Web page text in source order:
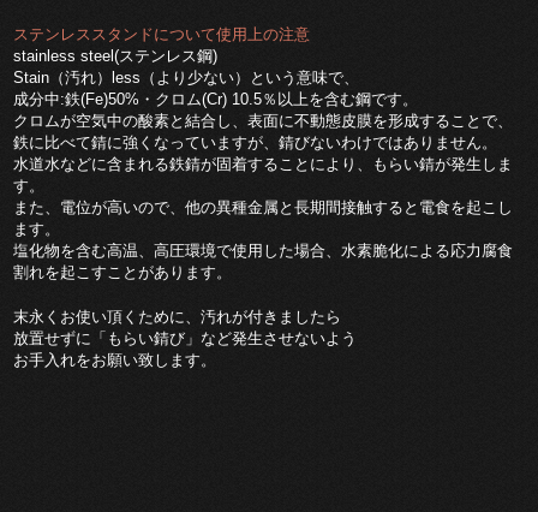
ステンレススタンドについて使用上の注意
stainless steel(ステンレス鋼)
Stain（汚れ）less（より少ない）という意味で、
成分中:鉄(Fe)50%・クロム(Cr) 10.5％以上を含む鋼です。
クロムが空気中の酸素と結合し、表面に不動態皮膜を形成することで、
鉄に比べて錆に強くなっていますが、錆びないわけではありません。
水道水などに含まれる鉄錆が固着することにより、もらい錆が発生しま
す。
また、電位が高いので、他の異種金属と長期間接触すると電食を起こし
ます。
塩化物を含む高温、高圧環境で使用した場合、水素脆化による応力腐食
割れを起こすことがあります。
末永くお使い頂くために、汚れが付きましたら
放置せずに「もらい錆び」など発生させないよう
お手入れをお願い致します。